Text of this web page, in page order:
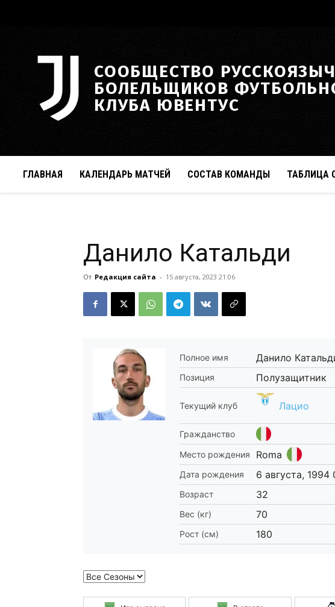
СООБЩЕСТВО
БОЛЕЛЬЩИКОВ
КЛУБА ЮВЕНТУС
ГЛАВНАЯ КАЛЕНДАРЬ МАТЧЕЙ СОСТАВ КОМАНДЫ ТАБЛИЦА
Данило Катальди
От Редакция сайта - 15 августа, 2023 21:06
Полное имя Данило
Позиция Полузащитник
Текущий клуб Лацио
Гражданство
Место рождения
Roma
Дата рождения 6 августа, 1994
Возраст 32
Вес (кг) 70
Рост (см) 180